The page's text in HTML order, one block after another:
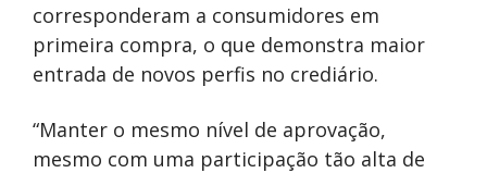
corresponderam a consumidores em
primeira compra, o que demonstra maior
entrada de novos perfis no crediário.
“Manter o mesmo nível de aprovação,
mesmo com uma participação tão alta de